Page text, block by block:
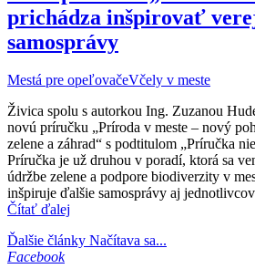
prichádza inšpirovať
samosprávy
Mestá pre opeľovačeVčely v meste
Živica spolu s autorkou Ing. Zuzanou
novú príručku „Príroda v meste – nový
zelene a záhrad“ s podtitulom „Príručka
Príručka je už druhou v poradí, ktorá sa
údržbe zelene a podpore biodiverzity v
inšpiruje ďalšie samosprávy aj
Čítať ďalej
Ďalšie články Načítava sa...
Facebook